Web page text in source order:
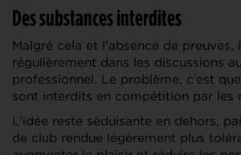
Des substances interdites
Malgré cela et l’absence de preuves,
régulièrement dans les discussions
professionnel. Le problème, c’est
sont interdits en compétition par les
L’idée reste séduisante en dehors,
de club rendue légèrement plus